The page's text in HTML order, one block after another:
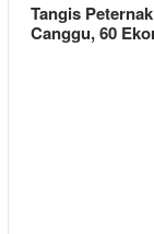
Tangis
Canggu, 60